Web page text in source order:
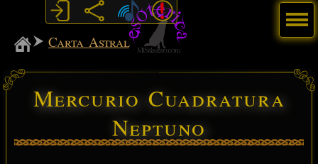
MiSabueso
Carta Astral
Mercurio Cuadratura
Neptuno
Menú